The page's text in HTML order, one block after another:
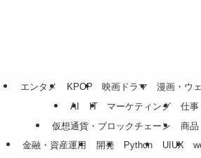
エンタメ KPOP 映画ドラマ 漫画・ウ
AI
IT マーケティング
仕事
仮想通貨・ブロックチェーン
商品
金融・資産運用
開発 Python UIUX